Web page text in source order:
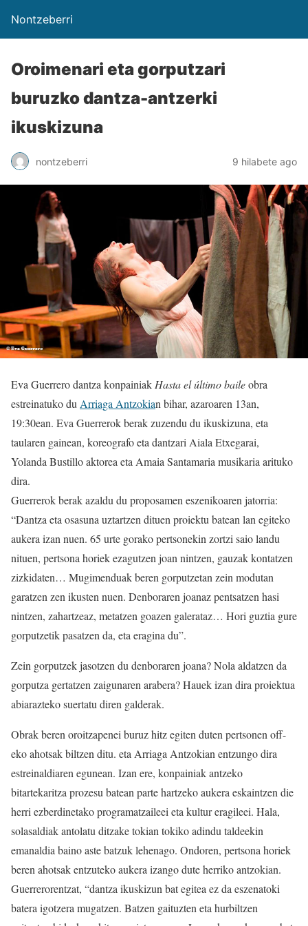
Nontzeberri
Oroimenari eta gorputzari
buruzko dantza-antzerki
ikuskizuna
nontzeberri 9 hilabete ago
Eva Guerrero dantza konpainiakHasta el último baileobra
estreinatuko duArriaga Antzokian bihar, azaroaren 13an,
19:30ean. Eva Guerrerok berak zuzendu du ikuskizuna, eta
taularen gainean, koreografo eta dantzari Aiala Etxegarai,
Yolanda Bustillo aktorea eta Amaia Santamaria musikaria arituko
dira.
Guerrerok berak azaldu du proposamen eszenikoaren jatorria:
“Dantza eta osasuna uztartzen dituen proiektu batean lan egiteko
aukera izan nuen. 65 urte gorako pertsonekin zortzi saio landu
nituen, pertsona horiek ezagutzen joan nintzen, gauzak kontatzen
zizkidaten… Mugimenduak beren gorputzetan zein modutan
garatzen zen ikusten nuen. Denboraren joanaz pentsatzen hasi
nintzen, zahartzeaz, metatzen goazen galerataz… Hori guztia gure
gorputzetik pasatzen da, eta eragina du”.
Zein gorputzek jasotzen du denboraren joana? Nola aldatzen da
gorputza gertatzen zaigunaren arabera? Hauek izan dira proiektua
abiarazteko suertatu diren galderak.
Obrak beren oroitzapenei buruz hitz egiten duten pertsonen off-
eko ahotsak biltzen ditu. eta Arriaga Antzokian entzungo dira
estreinaldiaren egunean. Izan ere, konpainiak antzeko
bitartekaritza prozesu batean parte hartzeko aukera eskaintzen die
herri ezberdinetako programatzaileei eta kultur eragileei. Hala,
solasaldiak antolatu ditzake tokian tokiko adindu taldeekin
emanaldia baino aste batzuk lehenago. Ondoren, pertsona horiek
beren ahotsak entzuteko aukera izango dute herriko antzokian.
Guerrerorentzat, “dantza ikuskizun bat egitea ez da eszenatoki
batera igotzera mugatzen. Batzen gaituzten eta hurbiltzen